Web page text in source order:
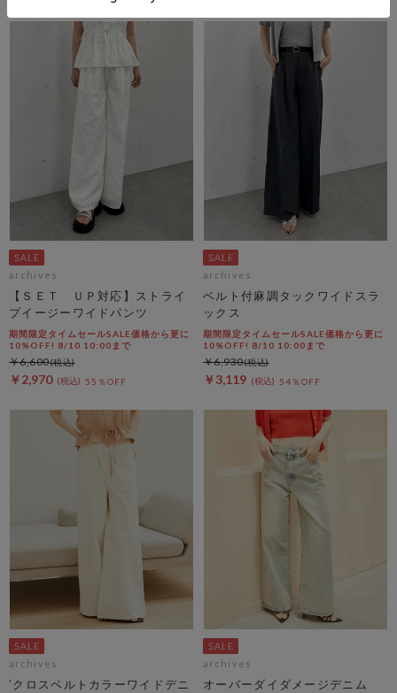
archives
【ＳＥＴ ＵＰ対応】ストライ
プイージーワイドパンツ
期間限定タイムセールSALE価格から更に
10%OFF! 8/10 10:00まで
￥2,970 55％OFF
￥6,600
archives
ベルト付麻調タックワイドスラ
ックス
期間限定タイムセールSALE価格から更に
10%OFF! 8/10 10:00まで
￥3,119 54％OFF
￥6,930
archives
’クロスベルトカラーワイドデニ
archives
オーバーダイダメージデニム